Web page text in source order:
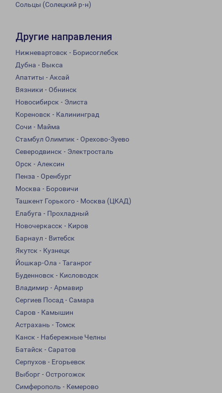
Сольцы (Солецкий р-н)
Другие направления
Нижневартовск - Борисоглебск
Дубна - Выкса
Апатиты - Аксай
Вязники - Обнинск
Новосибирск - Элиста
Кореновск - Калининград
Сочи - Майма
Стамбул Олимпик - Орехово-Зуево
Северодвинск - Электросталь
Орск - Алексин
Пенза - Оренбург
Москва - Боровичи
Ташкент Горького - Москва (ЦКАД)
Елабуга - Прохладный
Новочеркасск - Киров
Барнаул - Витебск
Якутск - Кузнецк
Йошкар-Ола - Таганрог
Буденновск - Кисловодск
Владимир - Армавир
Сергиев Посад - Самара
Саров - Камышин
Астрахань - Томск
Канск - Набережные Челны
Батайск - Саратов
Серпухов - Егорьевск
Выборг - Острогожск
Симферополь - Кемерово